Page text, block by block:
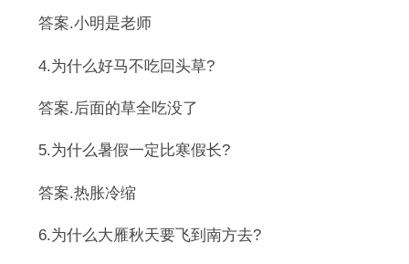
答案.小明是老师
4.为什么好马不吃回头草?
答案.后面的草全吃没了
5.为什么暑假一定比寒假长?
答案.热胀冷缩
6.为什么大雁秋天要飞到南方去?